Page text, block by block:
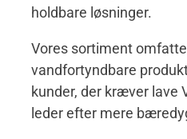
holdbare løsninger.
Vores sortiment
vandfortyndbare
kunder, der kræver lave
leder efter mere